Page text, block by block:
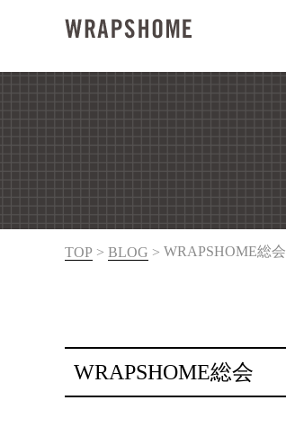
TOP > BLOG > WRAPSHOME総会
WRAPSHOME総会